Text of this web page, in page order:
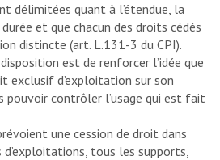
délimitées quant à l’étendue, la
et que chacun des droits cédés
distincte (art. L.131-3 du CPI).
est de renforcer l’idée que
exclusif d’exploitation sur son
contrôler l’usage qui est fait
une cession de droit dans
tous les supports,